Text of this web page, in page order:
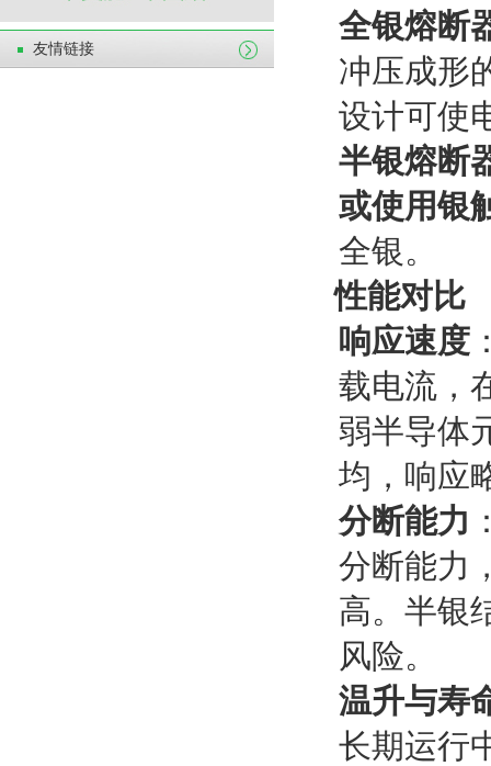
友情链接
全银熔断
冲压成形
设计可使
半银熔断
或使用银
全银。
性能对比
响应速度
载电流，
弱半导体
均，响应
分断能力
分断能力
高。半银
风险。
温升与寿
长期运行